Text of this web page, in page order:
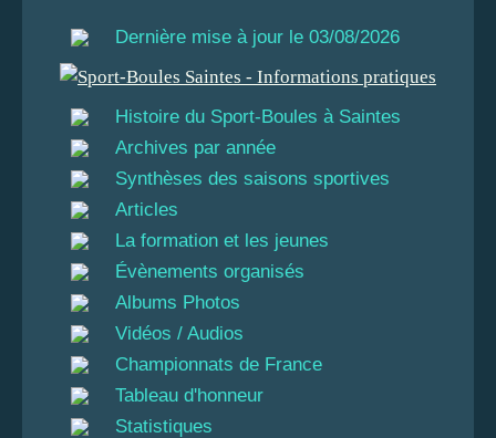
Dernière mise à jour le 03/08/2026
Histoire du Sport-Boules à Saintes
Archives par année
Synthèses des saisons sportives
Articles
La formation et les jeunes
Évènements organisés
Albums Photos
Vidéos / Audios
Championnats de France
Tableau d'honneur
Statistiques